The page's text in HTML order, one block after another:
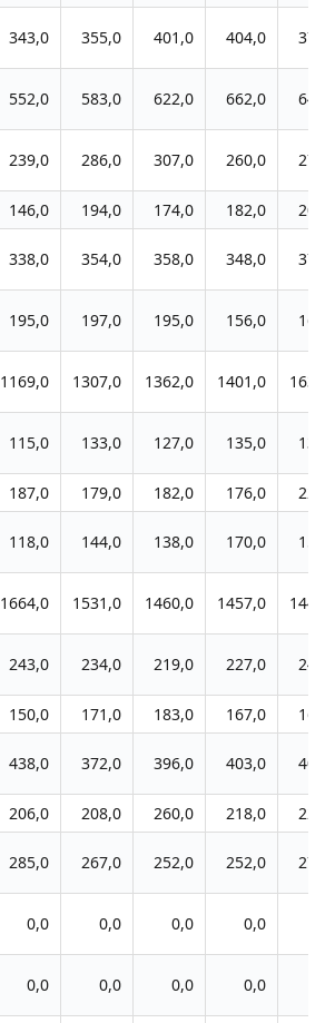
343,0 355,0 401,0 404,0
552,0 583,0 622,0 662,0
239,0 286,0 307,0 260,0
146,0 194,0 174,0 182,0
338,0 354,0 358,0 348,0
195,0 197,0 195,0 156,0
1169,0 1307,0 1362,0 1401,0
115,0 133,0 127,0 135,0
187,0 179,0 182,0 176,0
118,0 144,0 138,0 170,0
1664,0 1531,0 1460,0 1457,0
243,0 234,0 219,0 227,0
150,0 171,0 183,0 167,0
438,0 372,0 396,0 403,0
206,0 208,0 260,0 218,0
285,0 267,0 252,0 252,0
0,0 0,0 0,0 0,0
0,0 0,0 0,0 0,0